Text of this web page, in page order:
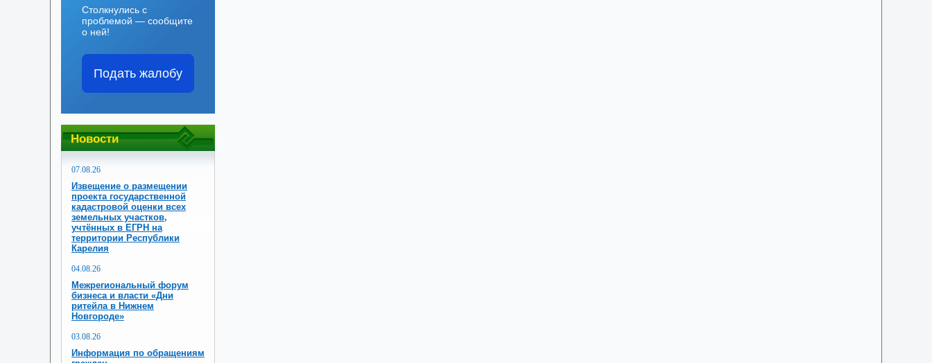
Столкнулись с
проблемой — сообщите
о ней!
Подать жалобу
Новости
07.08.26
Извещение о размещении
проекта государственной
кадастровой оценки всех
земельных участков,
учтённых в ЕГРН на
территории Республики
Карелия
04.08.26
Межрегиональный форум
бизнеса и власти «Дни
ритейла в Нижнем
Новгороде»
03.08.26
Информация по обращениям